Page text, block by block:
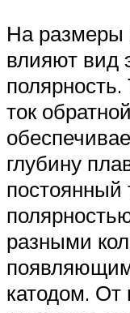
На
влияют вид
ток
глубину
постоянный
разными
катодом. От